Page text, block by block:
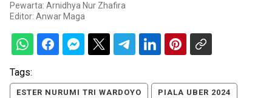
Pewarta: Arnidhya Nur Zhafira
Editor: Anwar Maga
Tags:
ESTER NURUMI TRI WARDOYO PIALA UBER 2024